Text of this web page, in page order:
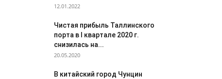
12.01.2022
Чистая прибыль Таллинского
порта в I квартале 2020 г.
снизилась на...
20.05.2020
В китайский город Чунцин